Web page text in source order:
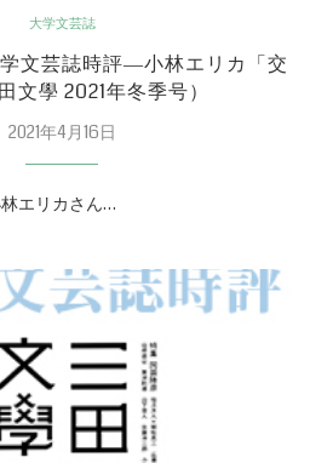
大学文芸誌
文芸誌時評―小林エリカ「交
文學 2021年冬季号）
2021年4月16日
エリカさん…